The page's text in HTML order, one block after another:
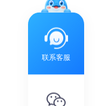
联系客服